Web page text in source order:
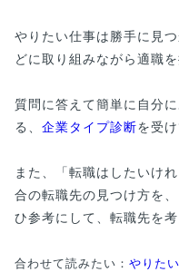
やりたい仕事は勝手に見
どに取り組みながら適職
質問に答えて簡単に自分
る、 企業タイプ診断を受
また、「転職はしたいけ
合の転職先の見つけ方を
ひ参考にして、転職先を考
合わせて読みたい： やりた